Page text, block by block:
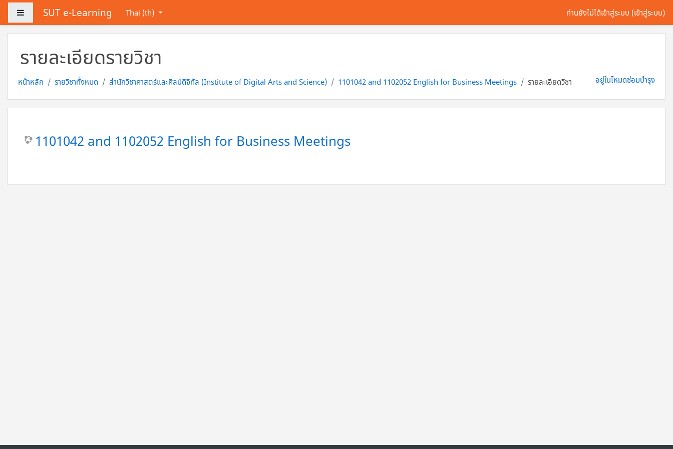
ข้ามไปที่เนื้อหาหลัก
Side panelSUT e-Learning Thai ‎(th)‎ ท่านยังไม่ได้เข้าสู่ระบบ (เข้าสู่ระบบ)
รายละเอียดรายวิชา
หน้าหลัก รายวิชาทั้งหมด สำนักวิชาศาสตร์และศิลป์ดิจิทัล (Institute of Digital Arts and Science) 1101042 and 1102052 English for Business Meetings รายละเอียดวิชา อยู่ในโหมดซ่อมบำรุง
1101042 and 1102052 English for Business Meetings